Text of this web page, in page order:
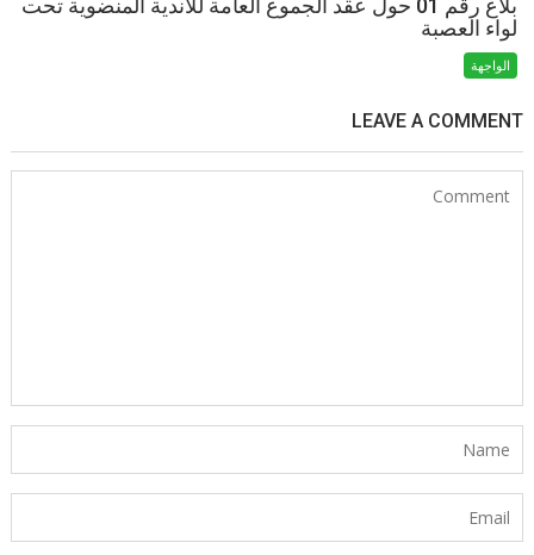
بلاغ رقم 01 حول عقد الجموع العامة للاندية المنضوية تحت
لواء العصبة
الواجهة
LEAVE A COMMENT